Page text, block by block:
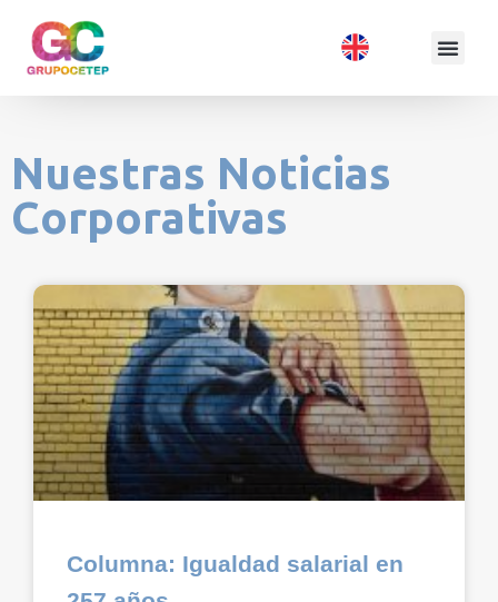
Nuestras Noticias
Corporativas
Columna: Igualdad salarial en